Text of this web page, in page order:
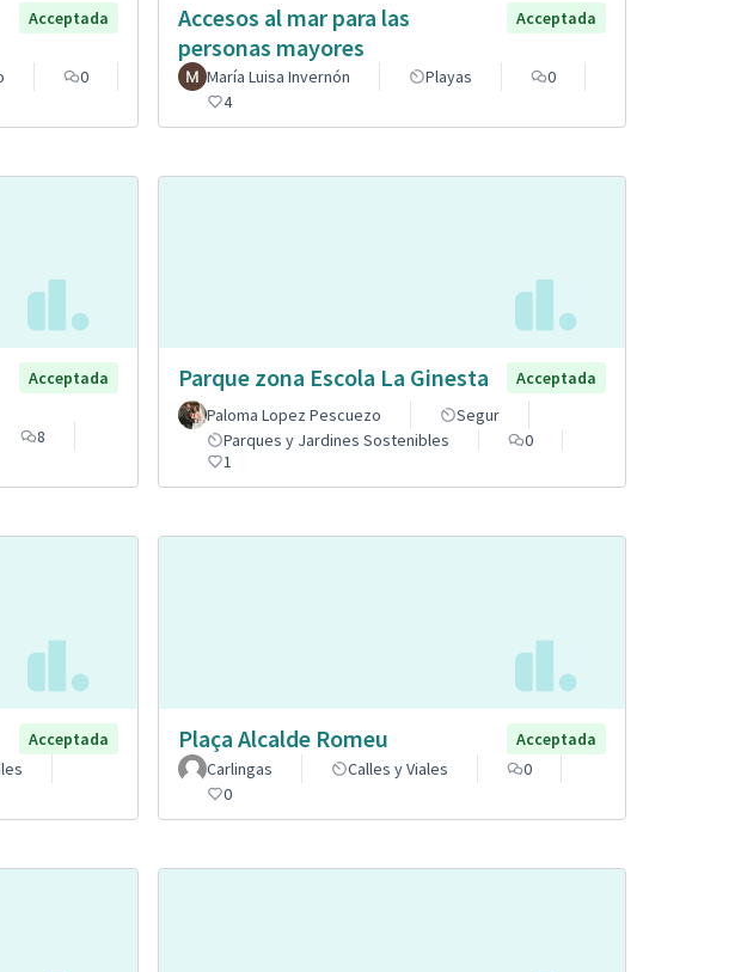
Acceptada
0
Accesos al mar para las
personas mayores
Acceptada
María Luisa Invernón Playas
0
4
Acceptada
8
Parque zona Escola La Ginesta
Acceptada
Paloma Lopez Pescuezo
Segur
Parques y Jardines Sostenibles
0
1
Acceptada
Plaça Alcalde Romeu
Acceptada
Carlingas
Calles y Viales
0
0